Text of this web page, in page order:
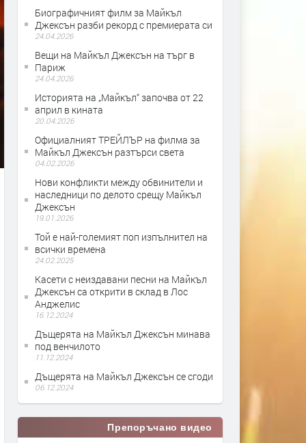
Биографичният филм за Майкъл
Джексън разби рекорд с премиерата си
24.04.2026
Вещи на Майкъл Джексън на търг в
Париж
24.04.2026
Историята на „Майкъл“ започва от 22
април в кината
20.04.2026
Официалният ТРЕЙЛЪР на филма за
Майкъл Джексън разтърси света
04.02.2026
Нови конфликти между обвинители и
наследници по делото срещу Майкъл
Джексън
19.01.2026
Той е най-големият поп изпълнител на
всички времена
24.02.2025
Касети с неиздавани песни на Майкъл
Джексън са открити в склад в Лос
Анджелис
16.12.2024
Дъщерята на Майкъл Джексън минава
под венчилото
11.12.2024
Дъщерята на Майкъл Джексън се сгоди
06.12.2024
Препоръчано видео